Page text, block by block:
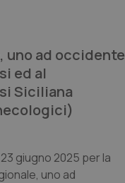
uno ad occidente
ed al
Siciliana
giugno 2025 per la
uno ad